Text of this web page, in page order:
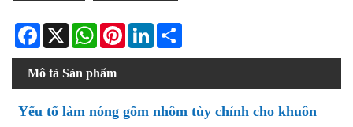
Facebook
X WhatsAppPinterestLinkedIn
Mô tả Sản phẩm
Yếu tố làm nóng gốm nhôm tùy chỉnh cho khuôn